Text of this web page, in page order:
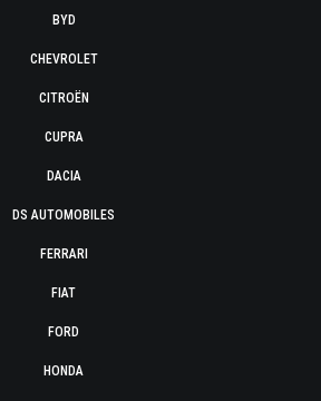
BYD
CHEVROLET
CITROËN
CUPRA
DACIA
DS AUTOMOBILES
FERRARI
FIAT
FORD
HONDA